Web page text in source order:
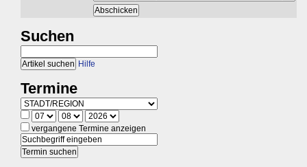
Suchen
Hilfe
Termine
vergangene Termine anzeigen